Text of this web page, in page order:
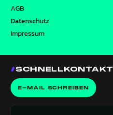
AGB
Datenschutz
Impressum
SCHNELLKONTAKT
E-MAIL SCHREIBEN